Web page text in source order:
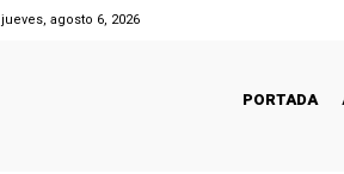
jueves, agosto 6, 2026
PORTADA